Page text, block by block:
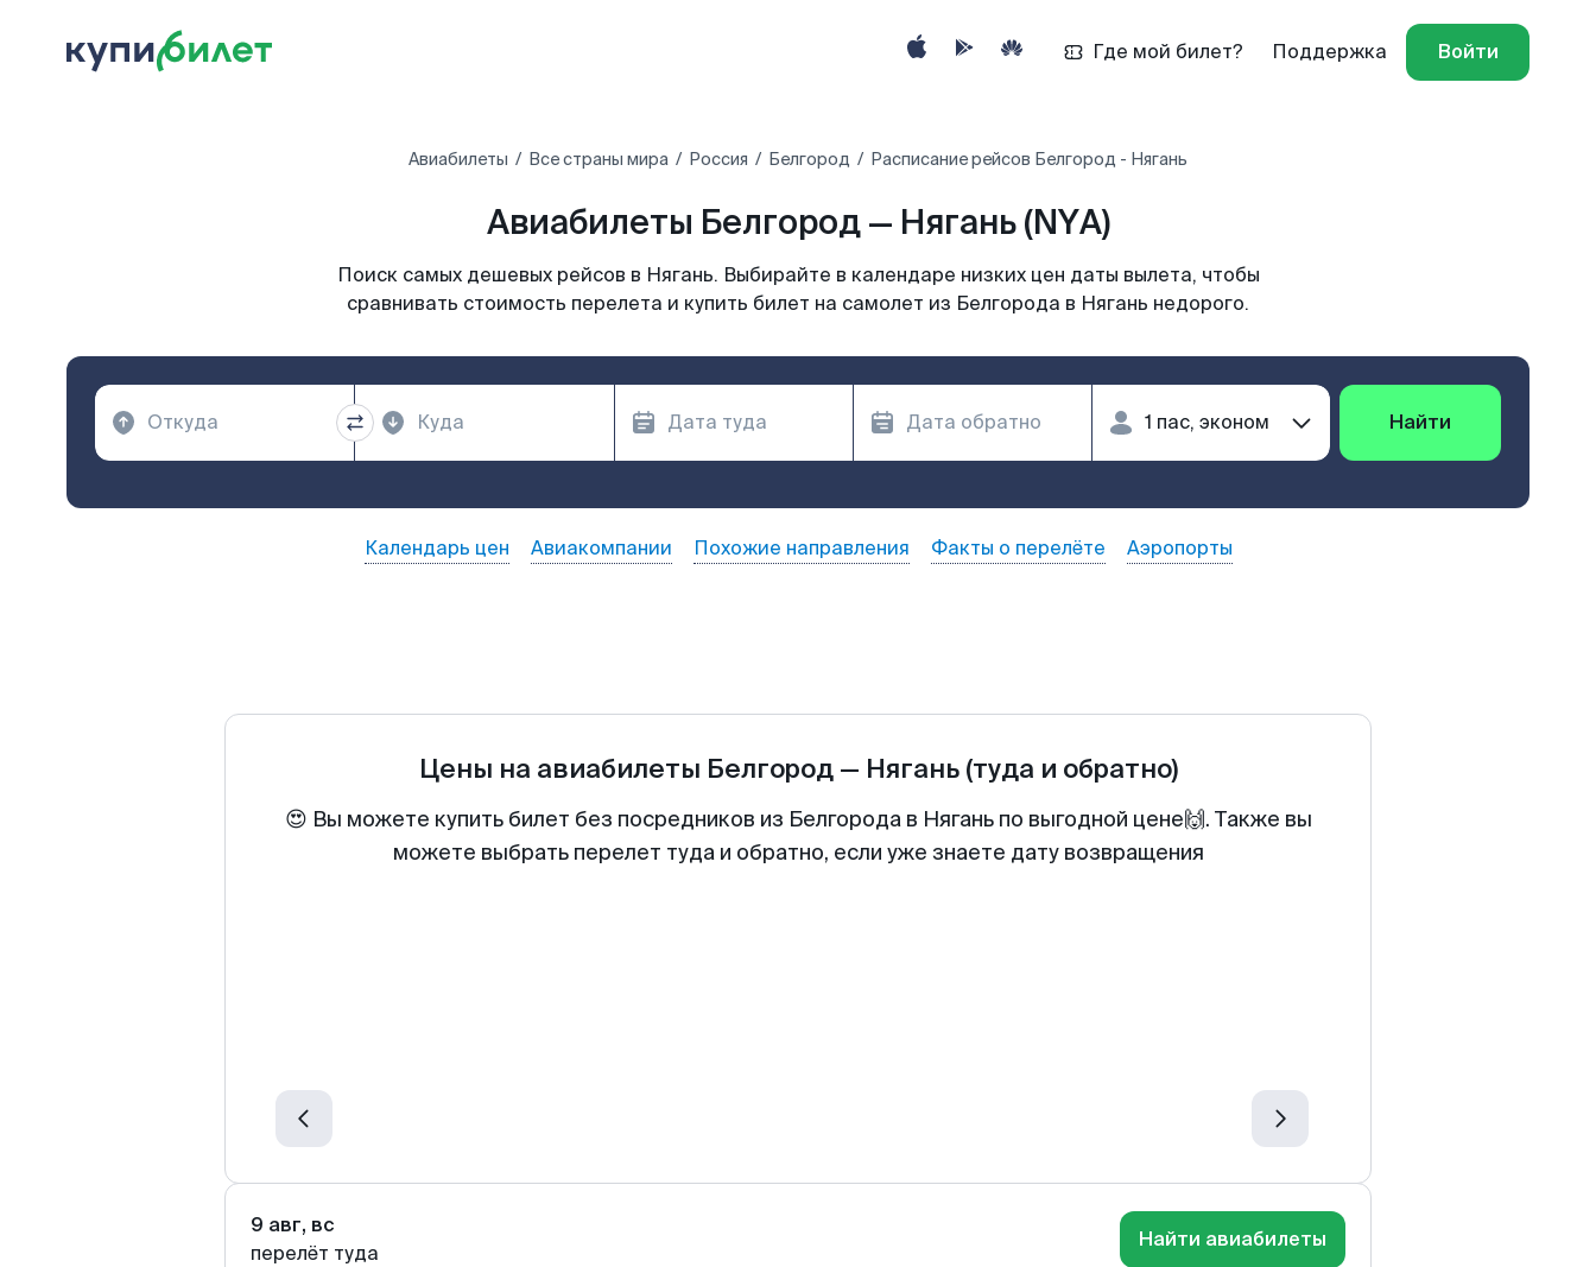
Где мой билет? Поддержка Войти
Авиабилеты Все страны мира Россия Белгород Расписание рейсов Белгород - Нягань
Авиабилеты Белгород — Нягань (NYA)
Поиск самых дешевых рейсов в Нягань. Выбирайте в календаре низких цен даты вылета, чтобы
сравнивать стоимость перелета и купить билет на самолет из Белгорода в Нягань недорого.
Найти
Календарь цен Авиакомпании Похожие направления Факты о перелёте Аэропорты
Цены на авиабилеты Белгород— Нягань (туда и обратно)
😍 Вы можете купить билет без посредников из Белгорода в Нягань по выгодной цене🙌. Также вы
можете выбрать перелет туда и обратно, если уже знаете дату возвращения
9 авг, вс
перелёт туда
Найти авиабилеты